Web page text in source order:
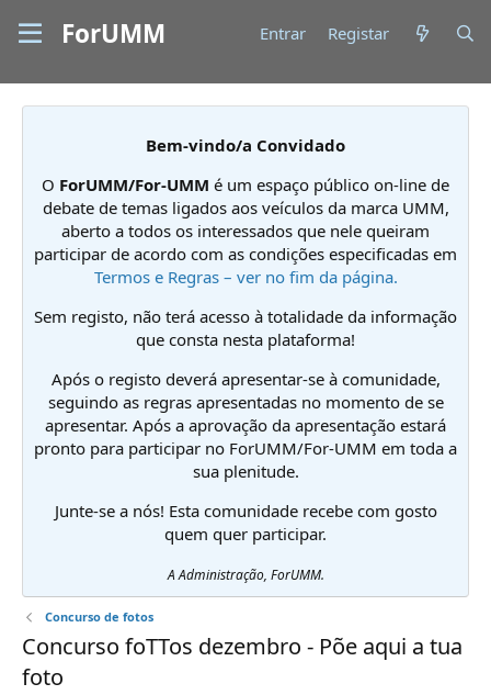
ForUMM Entrar Registar
Bem-vindo/a Convidado
O ForUMM/For-UMM é um espaço público on-line de
debate de temas ligados aos veículos da marca UMM,
aberto a todos os interessados que nele queiram
participar de acordo com as condições especificadas em
Termos e Regras – ver no fim da página.
Sem registo, não terá acesso à totalidade da informação
que consta nesta plataforma!
Após o registo deverá apresentar-se à comunidade,
seguindo as regras apresentadas no momento de se
apresentar. Após a aprovação da apresentação estará
pronto para participar no ForUMM/For-UMM em toda a
sua plenitude.
Junte-se a nós! Esta comunidade recebe com gosto
quem quer participar.
A Administração, ForUMM.
Concurso de fotos
Concurso foTTos dezembro - Põe aqui a tua
foto